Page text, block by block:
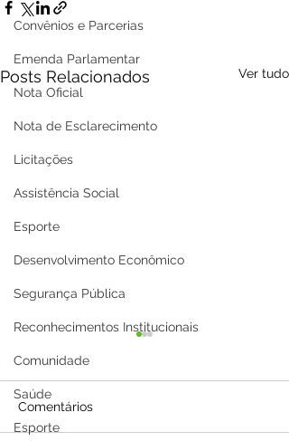
Convênios e Parcerias
Emenda Parlamentar
Nota Oficial
Nota de Esclarecimento
Licitações
Assistência Social
Esporte
Desenvolvimento Econômico
Segurança Pública
Reconhecimentos Institucionais
Comunidade
Saúde
Esporte
Posts Relacionados Ver tudo
Comentários